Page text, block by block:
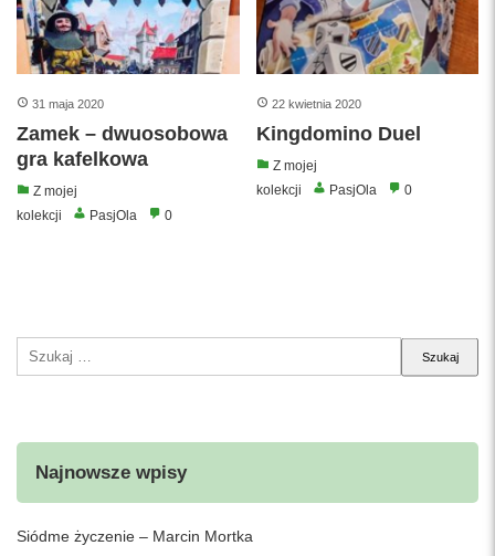
31 maja 2020
Zamek – dwuosobowa
gra kafelkowa
Z mojej
kolekcji
PasjOla 0
22 kwietnia 2020
Kingdomino Duel
Z mojej
kolekcji
PasjOla 0
Szukaj:
Najnowsze wpisy
Siódme życzenie – Marcin Mortka